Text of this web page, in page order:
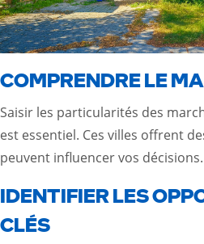
COMPRENDRE LE
Saisir les particularités des
est essentiel. Ces villes offrent
peuvent influencer vos décisions.
IDENTIFIER LES
CLÉS